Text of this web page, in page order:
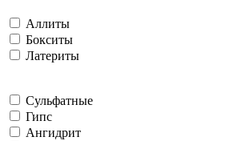
Аллиты
Бокситы
Латериты
Сульфатные
Гипс
Ангидрит